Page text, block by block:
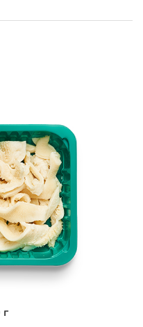
Cooperl France, McCain,
надежден партньор и
пазарна